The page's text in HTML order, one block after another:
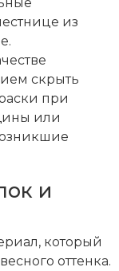
из
скрыть
при
или
и
который
оттенка.